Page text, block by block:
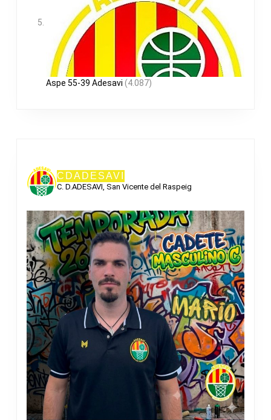
Aspe 55-39 Adesavi (4.087)
CDADESAVI
C. D.ADESAVI, San Vicente del Raspeig